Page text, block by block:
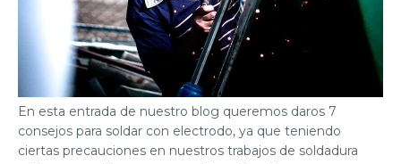
En esta entrada de nuestro blog queremos daros 7
consejos para soldar con electrodo, ya que teniendo
ciertas precauciones en nuestros trabajos de soldadura